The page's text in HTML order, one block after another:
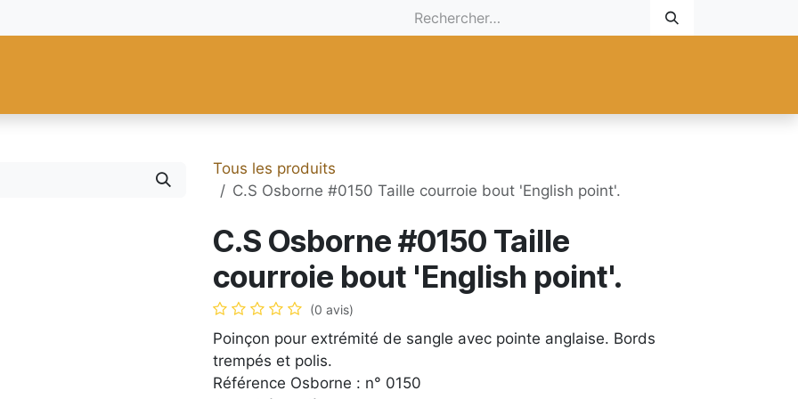
Tous les produits
C.S Osborne #0150 Taille courroie bout 'English point'.
C.S Osborne #0150 Taille
courroie bout 'English point'.
(0 avis)
Poinçon pour extrémité de sangle avec pointe anglaise. Bords
trempés et polis.
Référence Osborne : n° 0150